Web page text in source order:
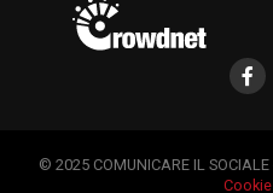
© 2025 COMUNICARE IL SOCIALE